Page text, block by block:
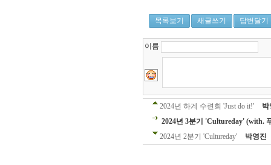
목록보기 새글쓰기 답변달기
이름
2024년 하계 수련회 'Just do it!'
2024년 3분기 'Cultureday' (with.
2024년 2분기 'Cultureday'
박영진